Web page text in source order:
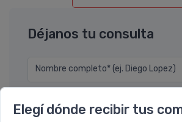
Elegí dónde recibir tus
Déjanos tu consulta
Nombre completo* (ej. Diego Lopez)
Email* (ej. diego.lopez@email.com)